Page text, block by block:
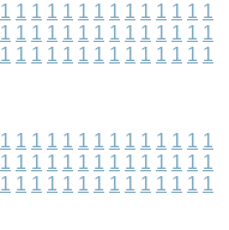
1 1 1 1 1 1 1 1 1 1 1 1 1 1
1 1 1 1 1 1 1 1 1 1 1 1 1 1
1 1 1 1 1 1 1 1 1 1 1 1 1 1
1 1 1 1 1 1 1 1 1 1 1 1 1 1
1 1 1 1 1 1 1 1 1 1 1 1 1 1
1 1 1 1 1 1 1 1 1 1 1 1 1 1